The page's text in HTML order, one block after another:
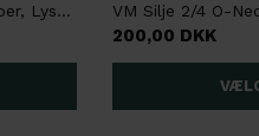
Three M Skjorte med guld knapper, Lyseblå
200,00 DKK